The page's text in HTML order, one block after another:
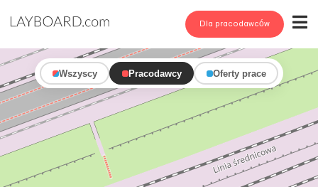
Dla pracodawców
Wszyscy Pracodawcy Oferty prace